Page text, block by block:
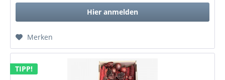
Hier anmelden
Merken
TIPP!